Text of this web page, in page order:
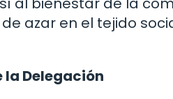
azar en el tejido
la Delegación